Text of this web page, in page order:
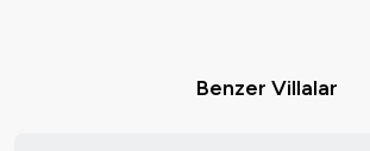
Benzer Villalar